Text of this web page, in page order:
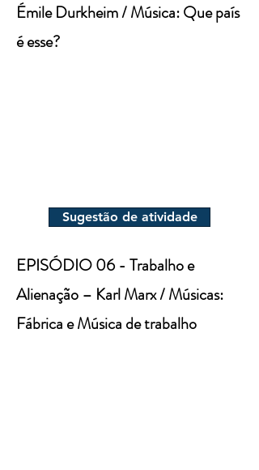
Émile Durkheim / Música: Que país
é esse?
Sugestão de atividade
EPISÓDIO 06 - Trabalho e
Alienação – Karl Marx / Músicas:
Fábrica e Música de trabalho